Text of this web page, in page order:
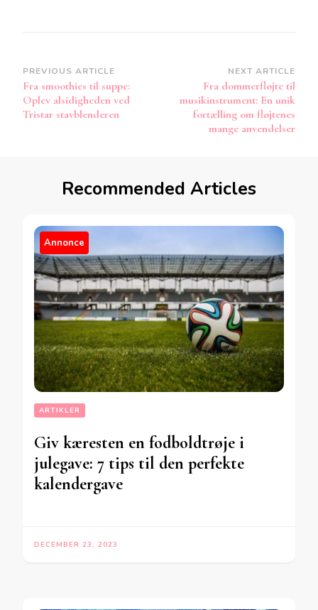
Post
Navigation
PREVIOUS ARTICLE
Fra smoothies til suppe:
Oplev alsidigheden ved
Tristar stavblenderen
NEXT ARTICLE
Fra dommerfløjte til
musikinstrument: En unik
fortælling om fløjtenes
mange anvendelser
Recommended Articles
Annonce
ARTIKLER
Giv kæresten en fodboldtrøje i
julegave: 7 tips til den perfekte
kalendergave
DECEMBER 23, 2023